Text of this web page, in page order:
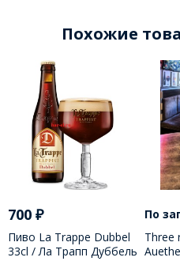
Похожие
700 ₽
Пиво La Trappe Dubbel
33cl / Ла Трапп Дуббель
По
Three